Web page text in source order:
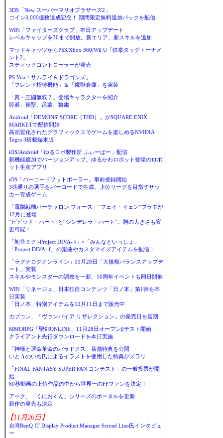
3DS「New スーパーマリオブラザーズ2」
コイン3,000億枚達成記念！ 期間限定無料追加パックを配信
WIN「ファイターズクラブ」本日アップデート
レベルキャップを30まで開放。新エリア、新スキルを追加
マッドキャッツからPS3/Xbox 360/Wii U「鉄拳タッグトーナメ
ント2」
スティックコントローラーが発売
PS Vita「サムライ＆ドラゴンズ」
「フレンド招待機能」＆「魔獣倉庫」を実装
「真・三國無双７」登場キャラクターを紹介
陸遜、孫堅、呂蒙、魯粛
Android「DEMONS' SCORE（THD）」がSQUARE ENIX
MARKETで配信開始
高画質化されたグラフィックスでゲームを楽しめるNVIDIA
Tegra 3搭載端末版
iOS/Android「ゆるロボ製作所 ふぃーばー」配信
新機能追加でバージョンアップ。ゆるかわロボット登場のロボ
ット生産アプリ
iOS「バーコードフットボーラー」事前登録開始
3兆通りの選手をバーコードで生成。上位リーグを目指すサッ
カー育成ゲーム
「電脳戦機バーチャロン フォース」“フェイ・イェン”プラモが
12月に登場
“ビビッド・ハート”と“シンデレラ・ハート”。胸の大きさも変
更可能！
「初音ミク -Project DIVA- f」×「みんなといっしょ」
「Project DIVA- f」の楽曲やカスタマイズアイテムを配信！
「ラグナロクオンライン」11月28日「大規模バランスアップデ
ート」実装
スキルやモンスターの調整を一新。10周年イベントも同日開催
WIN「リネージュ」日本独自コンテンツ「日ノ本」第1弾を本
日実装
「日ノ本」特別アイテムを12月11日まで販売中
カプコン、「ヴァンパイア リザレクション」の発売日を延期
MMORPG「聖剣ONLINE」11月28日オープンβテスト開始
クライアント先行ダウンロードを本日実施
「神様と運命革命のパラドクス」店舗特典を公開
いとうのいぢ氏によるイラストを使用した特典がズラリ
「FINAL FANTASY SUPER FAN コンテスト」の一般投票が開
始
60秒動画の上位作品の中から世界一のFFファンを決定！
アーク、「くにおくん」シリーズのポータルを更新
新作の発売も決定
【11月26日】
台湾BenQ IT Display Product Manager Scread Liao氏インタビュ
ー